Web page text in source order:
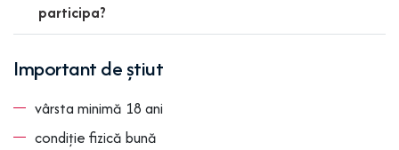
participa?
Important de știut
vârsta minimă 18 ani
condiție fizică bună